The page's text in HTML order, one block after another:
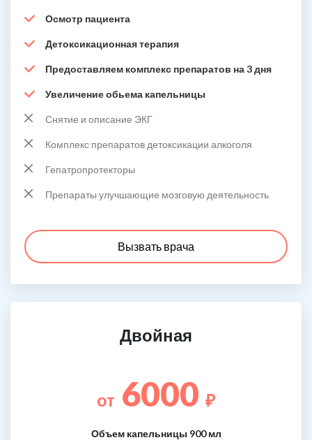
Осмотр пациента
Детоксикационная терапия
Предоставляем комплекс препаратов на 3 дня
Увеличение обьема капельницы
Снятие и описание ЭКГ
Комплекс препаратов детоксикации алкоголя
Гепатропротекторы
Препараты улучшающие мозговую деятельность
Вызвать врача
Двойная
от 6000 ₽
Объем капельницы 900 мл